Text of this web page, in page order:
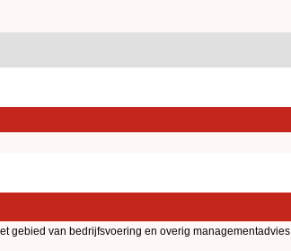
gebied van bedrijfsvoering en overig managementadvies